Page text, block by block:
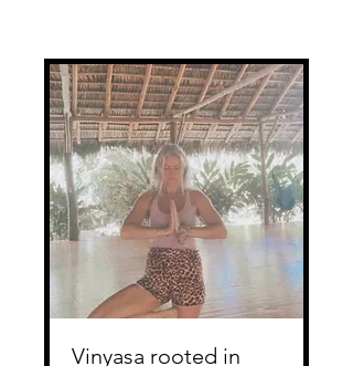
Vinyasa rooted in